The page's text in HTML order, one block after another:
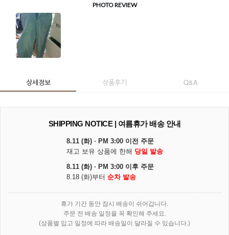
상세정보 상품후기 Q&A
SHIPPING NOTICE | 여름휴가 배송 안내
8.11 (화) · PM 3:00 이전 주문
재고 보유 상품에 한해 당일 발송
8.11 (화) · PM 3:00 이후 주문
8.18 (화)부터 순차 발송
휴가 기간 동안 잠시 배송이 쉬어갑니다.
주문 전 배송 일정을 꼭 확인해 주세요.
(상품별 입고 일정에 따라 배송일이 달라질 수 있습니다.)